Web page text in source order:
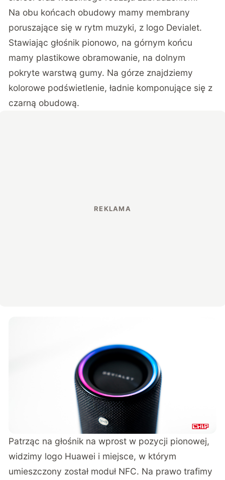
Na obu końcach obudowy mamy membrany
poruszające się w rytm muzyki, z logo Devialet.
Stawiając głośnik pionowo, na górnym końcu
mamy plastikowe obramowanie, na dolnym
pokryte warstwą gumy. Na górze znajdziemy
kolorowe podświetlenie, ładnie komponujące się z
czarną obudową.
Patrząc na głośnik na wprost w pozycji pionowej,
widzimy logo Huawei i miejsce, w którym
umieszczony został moduł NFC. Na prawo trafimy